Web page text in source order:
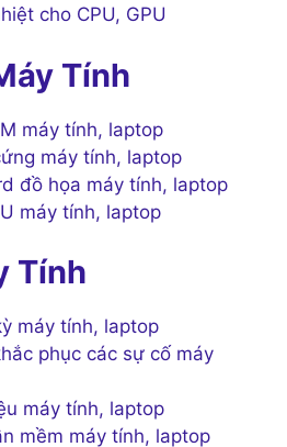
cho CPU, GPU
Tính
máy tính, laptop
máy tính, laptop
đồ họa máy tính, laptop
máy tính, laptop
Tính
máy tính, laptop
phục các sự cố máy
máy tính, laptop
mềm máy tính, laptop